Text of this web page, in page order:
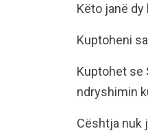
Këto janë
Kuptoheni
Kuptohet se
ndryshimin
Cështja nuk